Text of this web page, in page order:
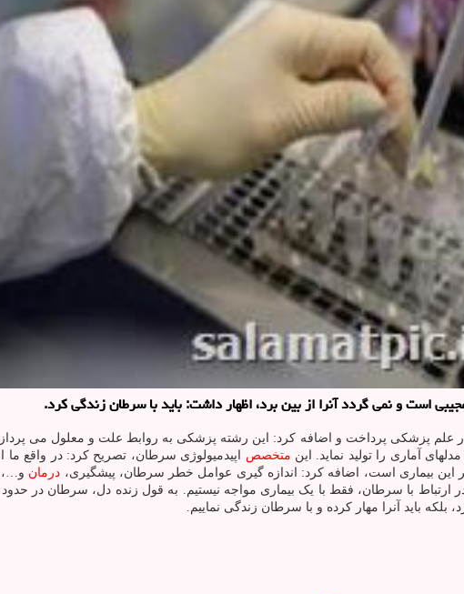
است و نمی گردد آنرا از بین برد، اظهار داشت: باید با سرطان زندگی کرد.
ها در علم پزشکی پرداخت و اضافه کرد: این رشته پزشکی به روابط علت و معلول می
آماری را تولید نماید. این متخصص اپیدمیولوژی سرطان، تصریح کرد: در واقع ما
بیماری است، اضافه کرد: اندازه گیری عوامل خطر سرطان، پیشگیری، درمان و…،
باید آنرا مهار کرده و با سرطان زندگی نماییم.